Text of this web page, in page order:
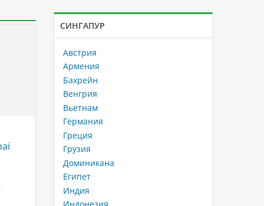
Зимние каникулы в формате
luxury — DoubleTree by Hilton
Marjan Island
Если вы ищете идеальный отель
для отдыха в Рас-эль-Хайме,
DoubleTree by Hilton Marjan Island
СИНГАПУР
Австрия
Армения
Бахрейн
Венгрия
Вьетнам
Германия
Греция
Грузия
Доминикана
Египет
Индия